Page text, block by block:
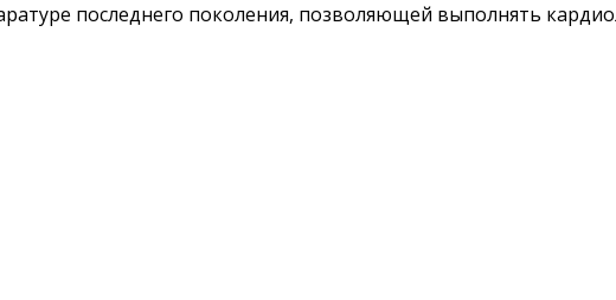
последнего поколения, позволяющей выполнять